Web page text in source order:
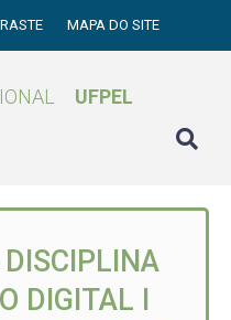
MAPA DO SITE
UFPEL
DIGITAL I